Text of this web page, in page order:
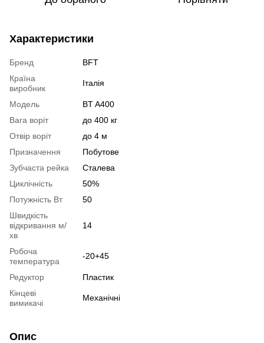
Характеристики
Бренд
BFT
Країна
виробник
Італія
Модель
BT A400
Вага воріт
до 400 кг
Отвір воріт
до 4 м
Призначення
Побутове
Зубчаста рейка
Сталева
Циклічність
50%
Потужність Вт
50
Швидкість
відкривання м/
хв
14
Робоча
температура
-20+45
Редуктор
Пластик
Кінцеві
вимикачі
Механічні
Опис